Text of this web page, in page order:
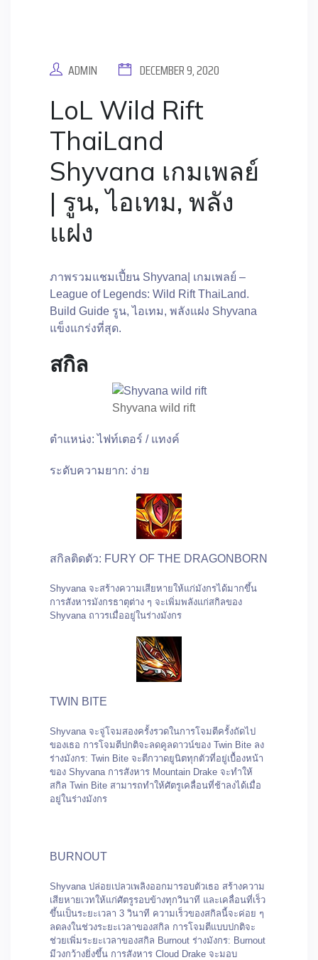
ADMIN DECEMBER 9, 2020
LoL Wild Rift
ThaiLand
Shyvana เกมเพลย์
| รูน, ไอเทม, พลัง
แฝง
ภาพรวมแชมเปี้ยน Shyvana| เกมเพลย์ –
League of Legends: Wild Rift ThaiLand.
Build Guide รูน, ไอเทม, พลังแฝง Shyvana
แข็งแกร่งที่สุด.
สกิล
Shyvana wild rift
ตำแหน่ง: ไฟท์เตอร์ / แทงค์
ระดับความยาก: ง่าย
สกิลติดตัว: FURY OF THE DRAGONBORN
Shyvana จะสร้างความเสียหายให้แก่มังกรได้มากขึ้น
การสังหารมังกรธาตุต่าง ๆ จะเพิ่มพลังแก่สกิลของ
Shyvana ถาวรเมื่ออยู่ในร่างมังกร
TWIN BITE
Shyvana จะจู่โจมสองครั้งรวดในการโจมตีครั้งถัดไป
ของเธอ การโจมตีปกติจะลดคูลดาวน์ของ Twin Bite ลง
ร่างมังกร: Twin Bite จะตีกวาดยูนิตทุกตัวที่อยู่เบื้องหน้า
ของ Shyvana การสังหาร Mountain Drake จะทำให้
สกิล Twin Bite สามารถทำให้ศัตรูเคลื่อนที่ช้าลงได้เมื่อ
อยู่ในร่างมังกร
BURNOUT
Shyvana ปล่อยเปลวเพลิงออกมารอบตัวเธอ สร้างความ
เสียหายเวทให้แก่ศัตรูรอบข้างทุกวินาที และเคลื่อนที่เร็ว
ขึ้นเป็นระยะเวลา 3 วินาที ความเร็วของสกิลนี้จะค่อย ๆ
ลดลงในช่วงระยะเวลาของสกิล การโจมตีแบบปกติจะ
ช่วยเพิ่มระยะเวลาของสกิล Burnout ร่างมังกร: Burnout
มีวงกว้างยิ่งขึ้น การสังหาร Cloud Drake จะมอบ